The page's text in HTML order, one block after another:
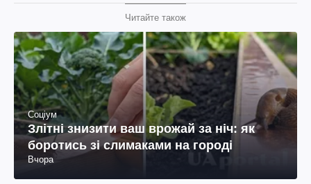
Читайте також
Соціум
Злітні знизити ваш врожай за ніч: як
боротись зі слимаками на городі
Вчора